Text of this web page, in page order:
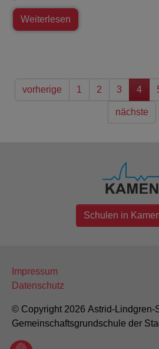
Weiterlesen
vorherige 1 2 3 4
nächste
Schulen in
Impressum
Datenschutz
© Copyright 2026 Astrid-Lindgren-
Gemeinschaftsgrundschule der